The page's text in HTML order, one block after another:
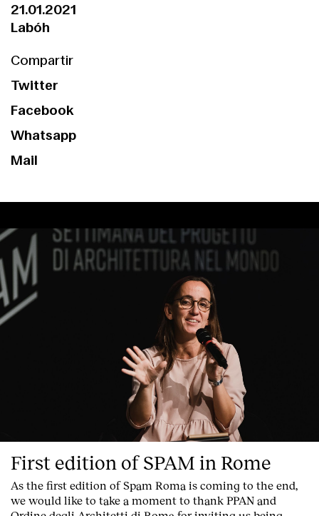
21.01.2021
Labóh
Compartir
Twitter
Facebook
Whatsapp
Mail
First edition of SPAM in Rome
As the first edition ofSpam Roma is coming to the end,
we would like to take a moment to thank PPAN and